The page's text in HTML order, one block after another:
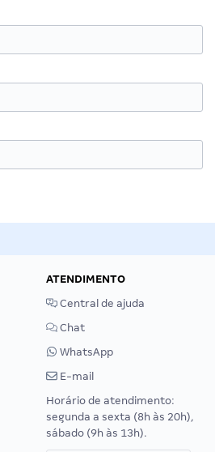
ATENDIMENTO
Central de ajuda
Chat
WhatsApp
E-mail
Horário de atendimento:
segunda a sexta (8h às 20h),
sábado (9h às 13h).